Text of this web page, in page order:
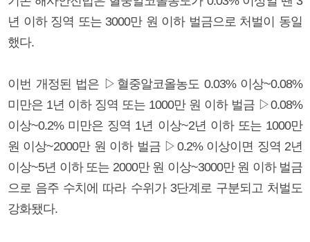
년 이하 징역 또는 3000만 원 이하 벌금으로 처벌이 동일
했다.
이번 개정된 법은 ▷혈중알코올농도 0.03% 이상~0.08%
미만은 1년 이하 징역 또는 1000만 원 이하 벌금 ▷0.08%
이상~0.2% 미만은 징역 1년 이상~2년 이하 또는 1000만
원 이상~2000만 원 이하 벌금 ▷0.2% 이상이면 징역 2년
이상~5년 이하 또는 2000만 원 이상~3000만 원 이하 벌금
으로 음주 수치에 따라 수위가 3단계로 구분되고 처벌도
강화됐다.